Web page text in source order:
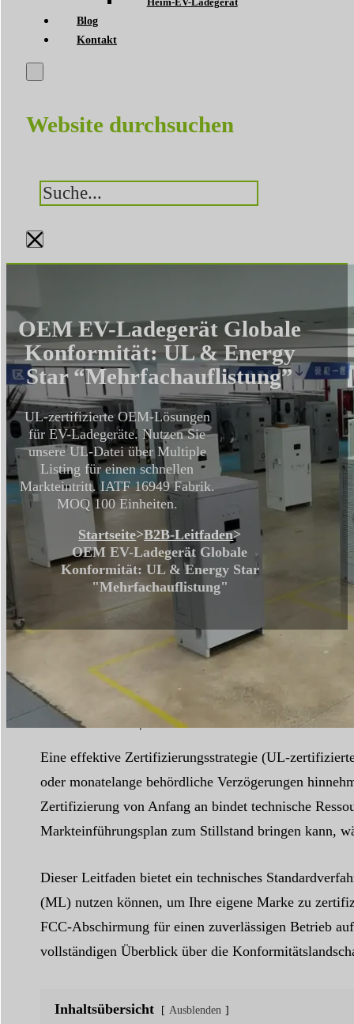
Blog
Kontakt
Website durchsuchen
Suchen
×
OEM EV-Ladegerät Globale
Konformität: UL & Energy
Star “Mehrfachauflistung”
UL-zertifizierte OEM-Lösungen
für EV-Ladegeräte. Nutzen Sie
unsere UL-Datei über Multiple
Listing für einen schnellen
Markteintritt. IATF 16949 Fabrik.
MOQ 100 Einheiten.
Startseite>B2B-Leitfaden>
OEM EV-Ladegerät Globale
Konformität: UL & Energy Star
"Mehrfachauflistung"
Lesezeit: Wortzahl:
Eine effektive Zertifizierungsstrategie (UL-
oder monatelange behördliche Verzögerungen
Zertifizierung von Anfang an bindet technische
Markteinführungsplan zum Stillstand bringen kann,
Dieser Leitfaden bietet ein technisches
(ML) nutzen können, um Ihre eigene Marke zu
FCC-Abschirmung für einen zuverlässigen Betrieb
vollständigen Überblick über die
Inhaltsübersicht Ausblenden